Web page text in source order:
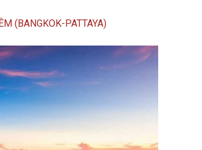
(BANGKOK-PATTAYA)